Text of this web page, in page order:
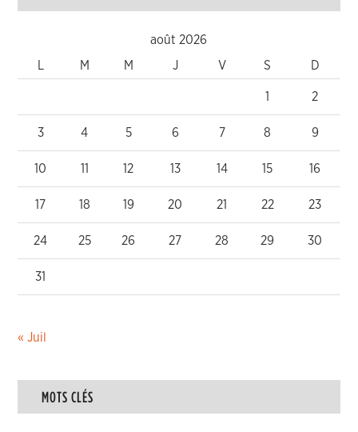
août 2026
M M J V S D
1 2
3 4 5 6 7 8 9
10 11 12 13 14 15 16
17 18 19 20 21 22 23
24 25 26 27 28 29 30
31
« Juil
MOTS CLÉS